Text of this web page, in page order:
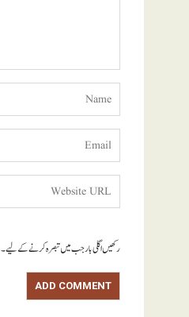
رکھیں اگلی بار جب میں تبصرہ کرنے کےلیے۔